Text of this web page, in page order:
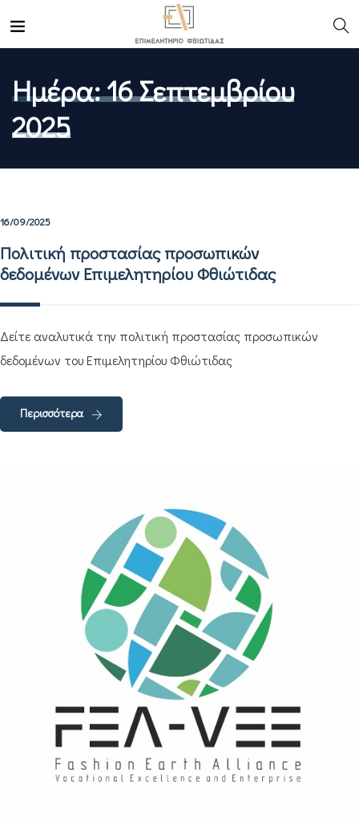
Ημέρα:16 Σεπτεμβρίου
2025
16/09/2025
Πολιτική προστασίας προσωπικών
δεδομένων Επιμελητηρίου Φθιώτιδας
Δείτε αναλυτικά την πολιτική προστασίας προσωπικών
δεδομένων του Επιμελητηρίου Φθιώτιδας
Περισσότερα